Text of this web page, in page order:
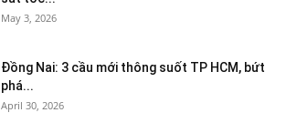
May 3, 2026
Đồng Nai: 3 cầu mới thông suốt TP HCM, bứt
phá...
April 30, 2026